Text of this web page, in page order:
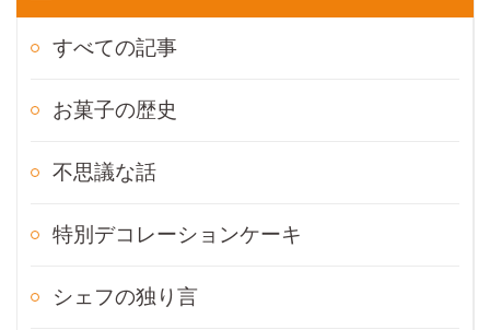
すべての記事
お菓子の歴史
不思議な話
特別デコレーションケーキ
シェフの独り言